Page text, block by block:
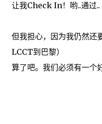
让我Check In！ 哟..通过..
但我担心，因为我仍然还
LCCT到巴黎）
算了吧。 我们必须有一个